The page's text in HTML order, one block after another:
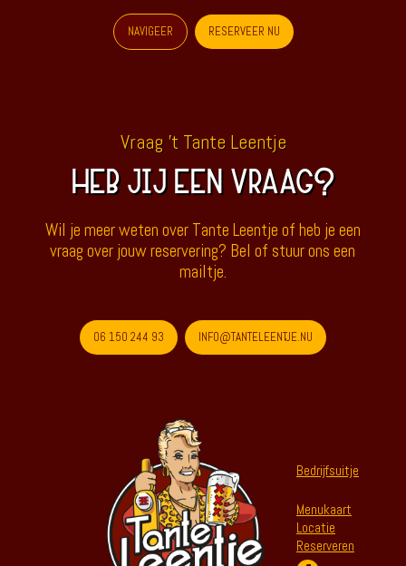
NAVIGEER RESERVEER NU
Vraag 't Tante Leentje
HEB JIJ EEN VRAAG?
Wil je meer weten over Tante Leentje of heb je een
vraag over jouw reservering? Bel of stuur ons een
mailtje.
06 150 244 93 INFO@TANTELEENTJE.NU
Bedrijfsuitje
Menukaart
Locatie
Reserveren